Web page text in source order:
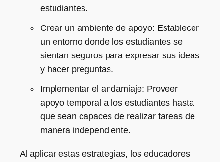
estudiantes.
Crear un ambiente de apoyo: Establecer
un entorno donde los estudiantes se
sientan seguros para expresar sus ideas
y hacer preguntas.
Implementar el andamiaje: Proveer
apoyo temporal a los estudiantes hasta
que sean capaces de realizar tareas de
manera independiente.
Al aplicar estas estrategias, los educadores